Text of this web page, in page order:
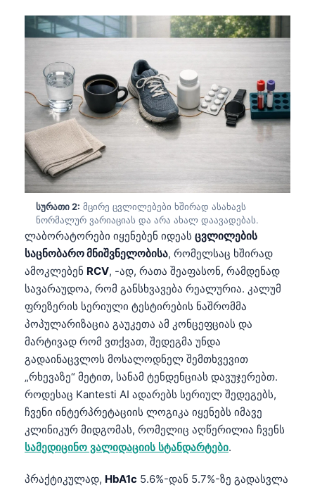
სურათი 2: მცირე ცვლილებები ხშირად ასახავს
ნორმალურ ვარიაციას და არა ახალ დაავადებას.
ლაბორატორები იყენებენ იდეას ცვლილების
საცნობარო მნიშვნელობისა, რომელსაც ხშირად
ამოკლებენ RCV, -ად, რათა შეაფასონ, რამდენად
სავარაუდოა, რომ განსხვავება რეალურია. კალუმ
ფრეზერის სერიული ტესტირების ნაშრომმა
პოპულარიზაცია გაუკეთა ამ კონცეფციას და
მარტივად რომ ვთქვათ, შედეგმა უნდა
გადაინაცვლოს მოსალოდნელ შემთხვევით
„რხევაზე“ მეტით, სანამ ტენდენციას დავუჯერებთ.
როდესაც Kantesti AI ადარებს სერიულ შედეგებს,
ჩვენი ინტერპრეტაციის ლოგიკა იყენებს იმავე
კლინიკურ მიდგომას, რომელიც აღწერილია ჩვენს
სამედიცინო ვალიდაციის სტანდარტები.
პრაქტიკულად, HbA1c 5.6%-დან 5.7%-ზე გადასვლა